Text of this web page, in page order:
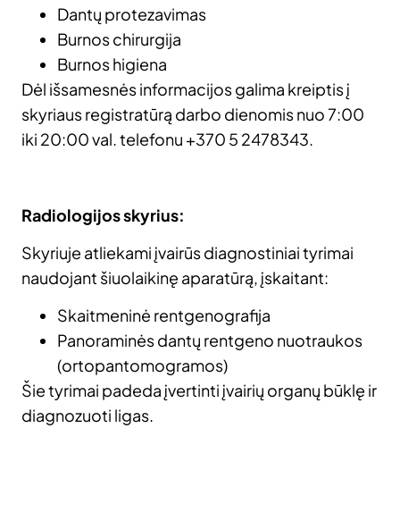
Dantų protezavimas​
Burnos chirurgija​
Burnos higiena
Dėl išsamesnės informacijos galima kreiptis į
skyriaus registratūrą darbo dienomis nuo 7:00
iki 20:00 val. telefonu +370 5 2478343. ​
Radiologijos skyrius:
Skyriuje atliekami įvairūs diagnostiniai tyrimai
naudojant šiuolaikinę aparatūrą, įskaitant:​
Skaitmeninė rentgenografija
Panoraminės dantų rentgeno nuotraukos
(ortopantomogramos)​
Šie tyrimai padeda įvertinti įvairių organų būklę ir
diagnozuoti ligas.